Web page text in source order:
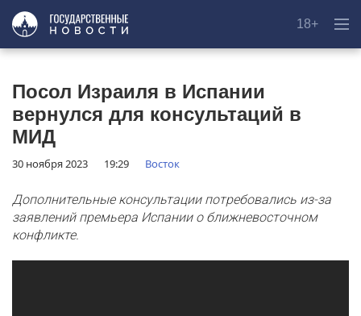
18+
Посол Израиля в Испании
вернулся для консультаций в
МИД
30 ноября 2023 19:29 Восток
Дополнительные консультации потребовались из-за
заявлений премьера Испании о ближневосточном
конфликте.